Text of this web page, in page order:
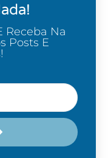
Receba Na
Posts E